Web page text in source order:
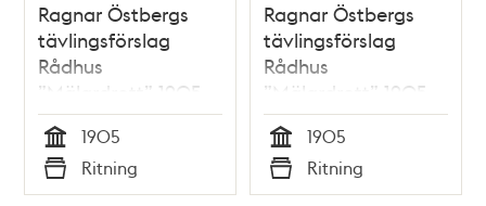
Ragnar Östbergs
tävlingsförslag
Rådhus
”Mälardrott” 1905,
fasad mot öster
Tid
1905
Typ
Ritning
Ragnar Östbergs
tävlingsförslag
Rådhus
”Mälardrott” 1905,
huvudfasad 1:100
Tid
1905
Typ
Ritning